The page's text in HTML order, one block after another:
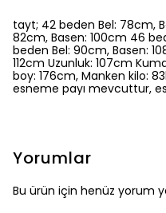
tayt; 42 beden Bel: 78cm,
82cm, Basen: 100cm 46
beden Bel: 90cm, Basen:
112cm Uzunluk: 107cm
boy: 176cm, Manken kilo:
esneme payı mevcuttur,
Yorumlar
Bu ürün için henüz yorum